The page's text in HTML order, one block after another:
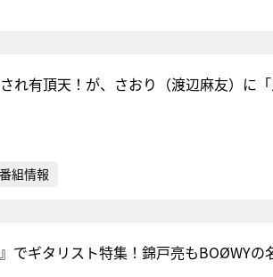
れ有頂天！が、さおり（渡辺麻友）に
番組情報
』でギタリスト特集！錦戸亮もBOØWY